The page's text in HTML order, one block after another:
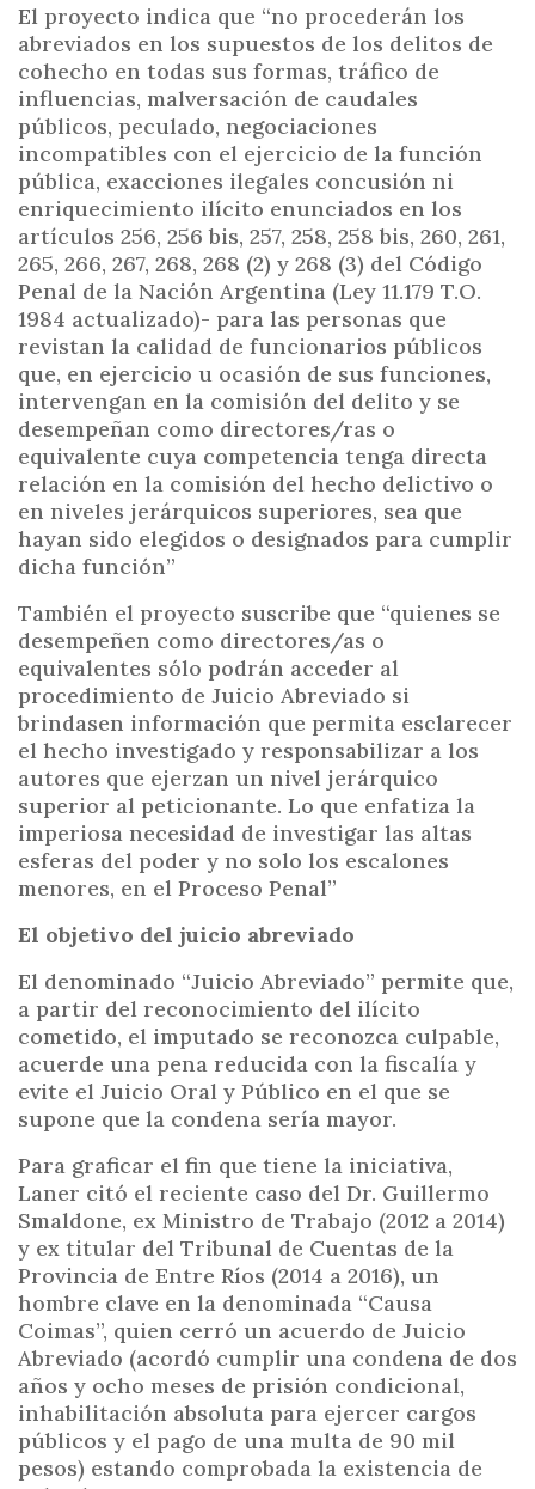
El proyecto indica que “no procederán los
abreviados en los supuestos de los delitos de
cohecho en todas sus formas, tráfico de
influencias, malversación de caudales
públicos, peculado, negociaciones
incompatibles con el ejercicio de la función
pública, exacciones ilegales concusión ni
enriquecimiento ilícito enunciados en los
artículos 256, 256 bis, 257, 258, 258 bis, 260, 261,
265, 266, 267, 268, 268 (2) y 268 (3) del Código
Penal de la Nación Argentina (Ley 11.179 T.O.
1984 actualizado)- para las personas que
revistan la calidad de funcionarios públicos
que, en ejercicio u ocasión de sus funciones,
intervengan en la comisión del delito y se
desempeñan como directores/ras o
equivalente cuya competencia tenga directa
relación en la comisión del hecho delictivo o
en niveles jerárquicos superiores, sea que
hayan sido elegidos o designados para cumplir
dicha función”
También el proyecto suscribe que “quienes se
desempeñen como directores/as o
equivalentes sólo podrán acceder al
procedimiento de Juicio Abreviado si
brindasen información que permita esclarecer
el hecho investigado y responsabilizar a los
autores que ejerzan un nivel jerárquico
superior al peticionante. Lo que enfatiza la
imperiosa necesidad de investigar las altas
esferas del poder y no solo los escalones
menores, en el Proceso Penal”
El objetivo del juicio abreviado
El denominado “Juicio Abreviado” permite que,
a partir del reconocimiento del ilícito
cometido, el imputado se reconozca culpable,
acuerde una pena reducida con la fiscalía y
evite el Juicio Oral y Público en el que se
supone que la condena sería mayor.
Para graficar el fin que tiene la iniciativa,
Laner citó el reciente caso del Dr. Guillermo
Smaldone, ex Ministro de Trabajo (2012 a 2014)
y ex titular del Tribunal de Cuentas de la
Provincia de Entre Ríos (2014 a 2016), un
hombre clave en la denominada “Causa
Coimas”, quien cerró un acuerdo de Juicio
Abreviado (acordó cumplir una condena de dos
años y ocho meses de prisión condicional,
inhabilitación absoluta para ejercer cargos
públicos y el pago de una multa de 90 mil
pesos) estando comprobada la existencia de